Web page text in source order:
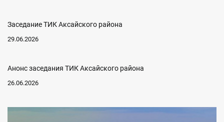
Заседание ТИК Аксайского района
29.06.2026
Анонс заседания ТИК Аксайского района
26.06.2026